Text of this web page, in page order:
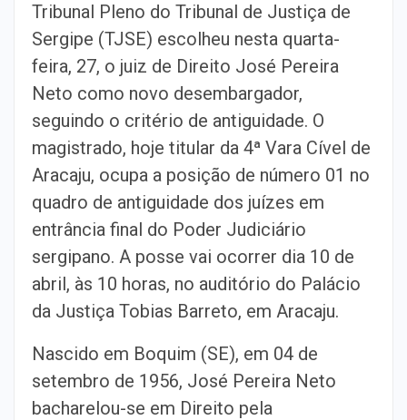
Tribunal Pleno do Tribunal de Justiça de
Sergipe (TJSE) escolheu nesta quarta-
feira, 27, o juiz de Direito José Pereira
Neto como novo desembargador,
seguindo o critério de antiguidade. O
magistrado, hoje titular da 4ª Vara Cível de
Aracaju, ocupa a posição de número 01 no
quadro de antiguidade dos juízes em
entrância final do Poder Judiciário
sergipano. A posse vai ocorrer dia 10 de
abril, às 10 horas, no auditório do Palácio
da Justiça Tobias Barreto, em Aracaju.
Nascido em Boquim (SE), em 04 de
setembro de 1956, José Pereira Neto
bacharelou-se em Direito pela